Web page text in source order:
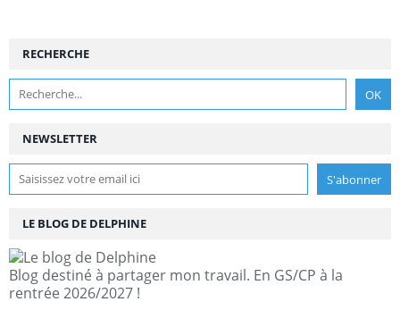
NEWSLETTER
RECHERCHE
LE BLOG DE DELPHINE
Blog destiné à partager mon travail. En GS/CP à la
rentrée 2026/2027 !